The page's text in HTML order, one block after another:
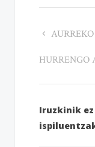
HURRENGO
Iruzkinik